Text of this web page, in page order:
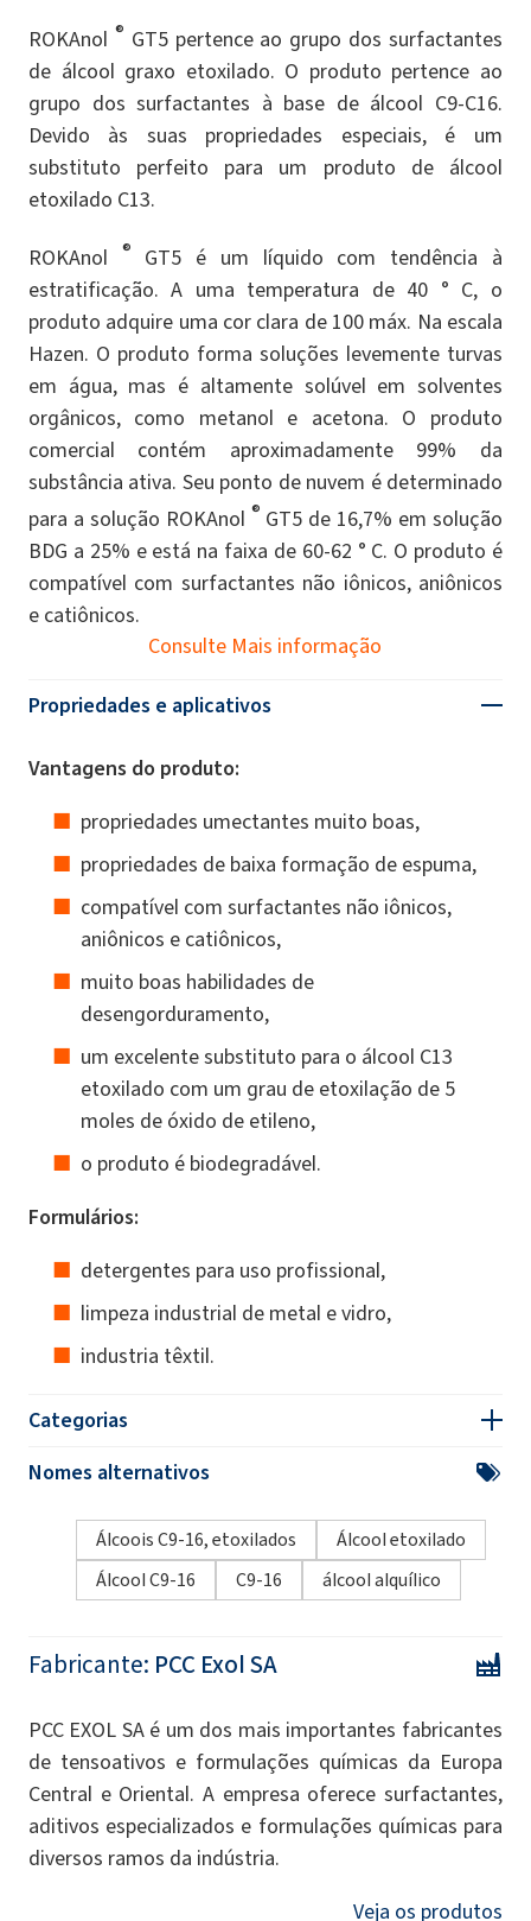
ROKAnol ® GT5 pertence ao grupo dos surfactantes
de álcool graxo etoxilado. O produto pertence ao
grupo dos surfactantes à base de álcool C9-C16.
Devido às suas propriedades especiais, é um
substituto perfeito para um produto de álcool
etoxilado C13.
ROKAnol ®
GT5 é um líquido com tendência à
estratificação. A uma temperatura de 40 ° C, o
produto adquire uma cor clara de 100 máx. Na escala
Hazen. O produto forma soluções levemente turvas
em água, mas é altamente solúvel em solventes
orgânicos, como metanol e acetona. O produto
comercial contém aproximadamente 99% da
substância ativa. Seu ponto de nuvem é determinado
para a solução ROKAnol ® GT5 de 16,7% em solução
BDG a 25% e está na faixa de 60-62 ° C. O produto é
compatível com surfactantes não iônicos, aniônicos
e catiônicos.
Consulte Mais informação
Propriedades e aplicativos
Vantagens do produto:
propriedades umectantes muito boas,
propriedades de baixa formação de espuma,
compatível com surfactantes não iônicos,
aniônicos e catiônicos,
muito boas habilidades de
desengorduramento,
um excelente substituto para o álcool C13
etoxilado com um grau de etoxilação de 5
moles de óxido de etileno,
o produto é biodegradável.
Formulários:
detergentes para uso profissional,
limpeza industrial de metal e vidro,
industria têxtil.
Categorias
Nomes alternativos
Álcoois C9-16, etoxilados
Álcool etoxilado
Álcool C9-16
C9-16 álcool alquílico
Fabricante: PCC Exol SA
PCC EXOL SA é um dos mais importantes fabricantes
de tensoativos e formulações químicas da Europa
Central e Oriental. A empresa oferece surfactantes,
aditivos especializados e formulações químicas para
diversos ramos da indústria.
Veja os produtos